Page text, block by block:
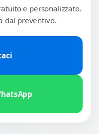
e personalizzato.
dal preventivo.